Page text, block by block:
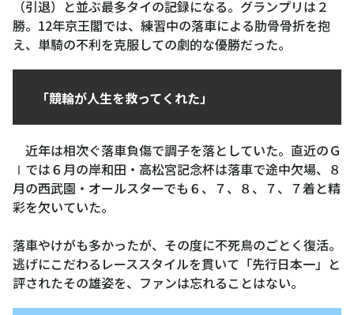
（引退）と並ぶ最多タイの記録になる。グランプリは２
勝。12年京王閣では、練習中の落車による肋骨骨折を抱
え、単騎の不利を克服しての劇的な優勝だった。
「競輪が人生を救ってくれた」
近年は相次ぐ落車負傷で調子を落としていた。直近のＧ
Ⅰでは６月の岸和田・高松宮記念杯は落車で途中欠場、８
月の西武園・オールスターでも６、７、８、７、７着と精
彩を欠いていた。
落車やけがも多かったが、その度に不死鳥のごとく復活。
逃げにこだわるレーススタイルを貫いて「先行日本一」と
評されたその雄姿を、ファンは忘れることはない。